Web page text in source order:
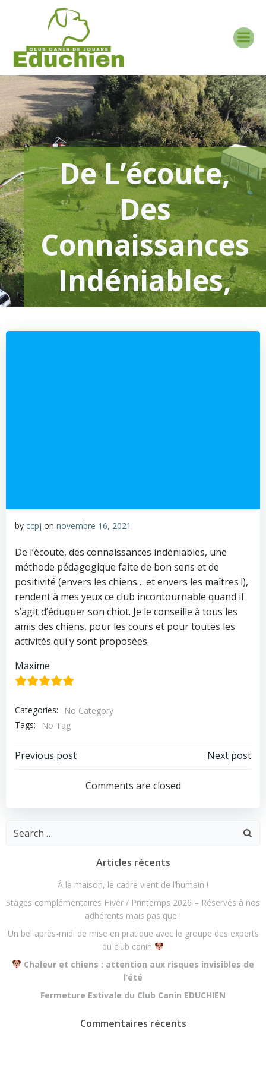
De L’écoute,
Des
Connaissances
Indéniables,
by ccpj on novembre 16, 2021
De l’écoute, des connaissances indéniables, une
méthode pédagogique faite de bon sens et de
positivité (envers les chiens… et envers les maîtres !),
rendent à mes yeux ce club incontournable quand il
s’agit d’éduquer son chiot. Je le conseille à tous les
amis des chiens, pour les cours et pour toutes les
activités qui y sont proposées.
Maxime
Categories:
No Category
Tags:
No Tag
Navigation
l’article
Previous post
Navigation
de
l’article
Next post
Comments are closed
Search
Articles récents
À la maison, le cadre vient de l’humain !
Stages complémentaires Hiver / Printemps 2026 – Réservés à nos
adhérents mais pas que !
Un bel après-midi de mise en pratique avec le groupe des experts
du club canin
Chaleur et chiens : attention aux risques invisibles de
l’été
Fermeture Estivale du Club Canin EDUCHIEN
Commentaires récents